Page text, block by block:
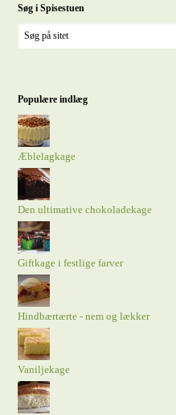
Søg i Spisestuen
Populære indlæg
Æblelagkage
Den ultimative chokoladekage
Giftkage i festlige farver
Hindbærtærte - nem og lækker
Vaniljekage